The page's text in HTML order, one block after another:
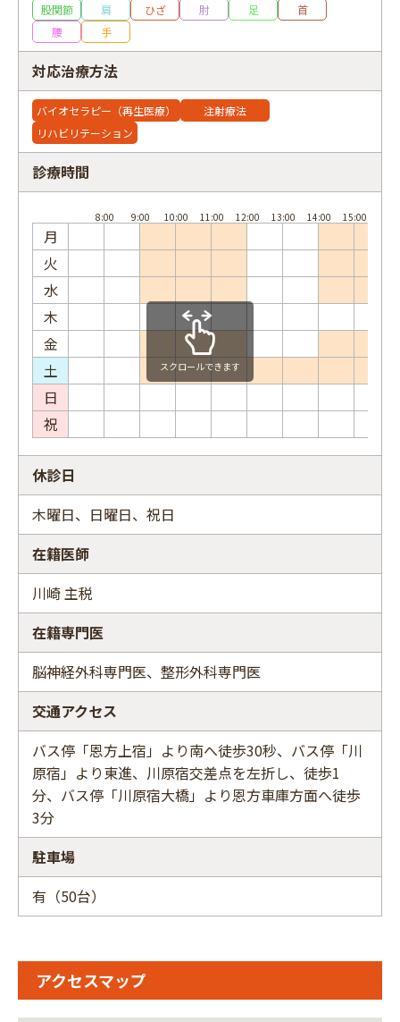
股関節 肩 ひざ 肘 足
首
腰
手
対応治療方法
バイオセラピー（再生医療）
注射療法
リハビリテーション
診療時間
月
火
水
木
金
土
日
祝
スクロールできます
休診日
木曜日、日曜日、祝日
在籍医師
川崎 主税
在籍専門医
脳神経外科専門医、整形外科専門医
交通アクセス
バス停「恩方上宿」より南へ徒歩30秒、バス停「川
原宿」より東進、川原宿交差点を左折し、徒歩1
分、バス停「川原宿大橋」より恩方車庫方面へ徒歩
3分
駐車場
有（50台）
アクセスマップ